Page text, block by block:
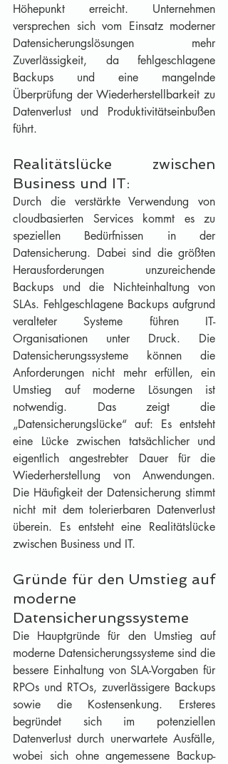
Höhepunkt erreicht. Unternehmen
versprechen sich vom Einsatz moderner
Datensicherungslösungen mehr
Zuverlässigkeit, da fehlgeschlagene
Backups und eine mangelnde
Überprüfung der Wiederherstellbarkeit zu
Datenverlust und Produktivitätseinbußen
führt.
Realitätslücke zwischen
Business und IT:
Durch die verstärkte Verwendung von
cloudbasierten Services kommt es zu
speziellen Bedürfnissen in der
Datensicherung. Dabei sind die größten
Herausforderungen unzureichende
Backups und die Nichteinhaltung von
SLAs. Fehlgeschlagene Backups aufgrund
veralteter Systeme führen IT-
Organisationen unter Druck. Die
Datensicherungssysteme können die
Anforderungen nicht mehr erfüllen, ein
Umstieg auf moderne Lösungen ist
notwendig. Das zeigt die
„Datensicherungslücke“ auf: Es entsteht
eine Lücke zwischen tatsächlicher und
eigentlich angestrebter Dauer für die
Wiederherstellung von Anwendungen.
Die Häufigkeit der Datensicherung stimmt
nicht mit dem tolerierbaren Datenverlust
überein. Es entsteht eine Realitätslücke
zwischen Business und IT.
Gründe für den Umstieg auf
moderne
Datensicherungssysteme
Die Hauptgründe für den Umstieg auf
moderne Datensicherungssysteme sind die
bessere Einhaltung von SLA-Vorgaben für
RPOs und RTOs, zuverlässigere Backups
sowie die Kostensenkung. Ersteres
begründet sich im potenziellen
Datenverlust durch unerwartete Ausfälle,
wobei sich ohne angemessene Backup-